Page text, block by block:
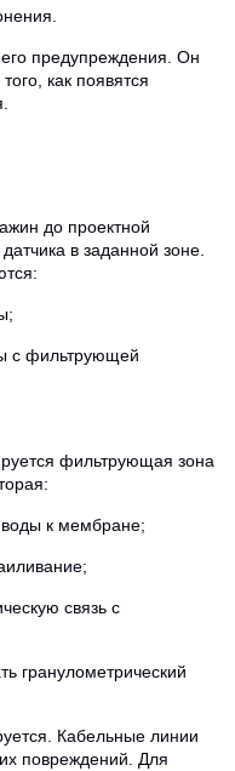
предупреждения. Он
как появятся
до проектной
в заданной зоне.
с фильтрующей
фильтрующая зона
воды к мембране;
связь с
гранулометрический
Кабельные линии
повреждений. Для